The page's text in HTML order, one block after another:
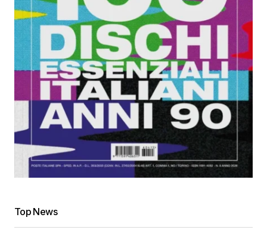
Top News